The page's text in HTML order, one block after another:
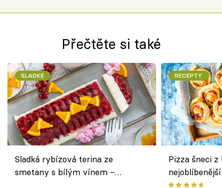
Přečtěte si také
SLADKÉ
Sladká rybízová terina ze
smetany s bílým vínem –
RECEPTY
Pizza šneci